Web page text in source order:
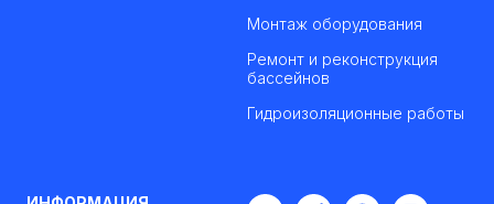
Монтаж оборудования
Ремонт и реконструкция
бассейнов
Гидроизоляционные работы